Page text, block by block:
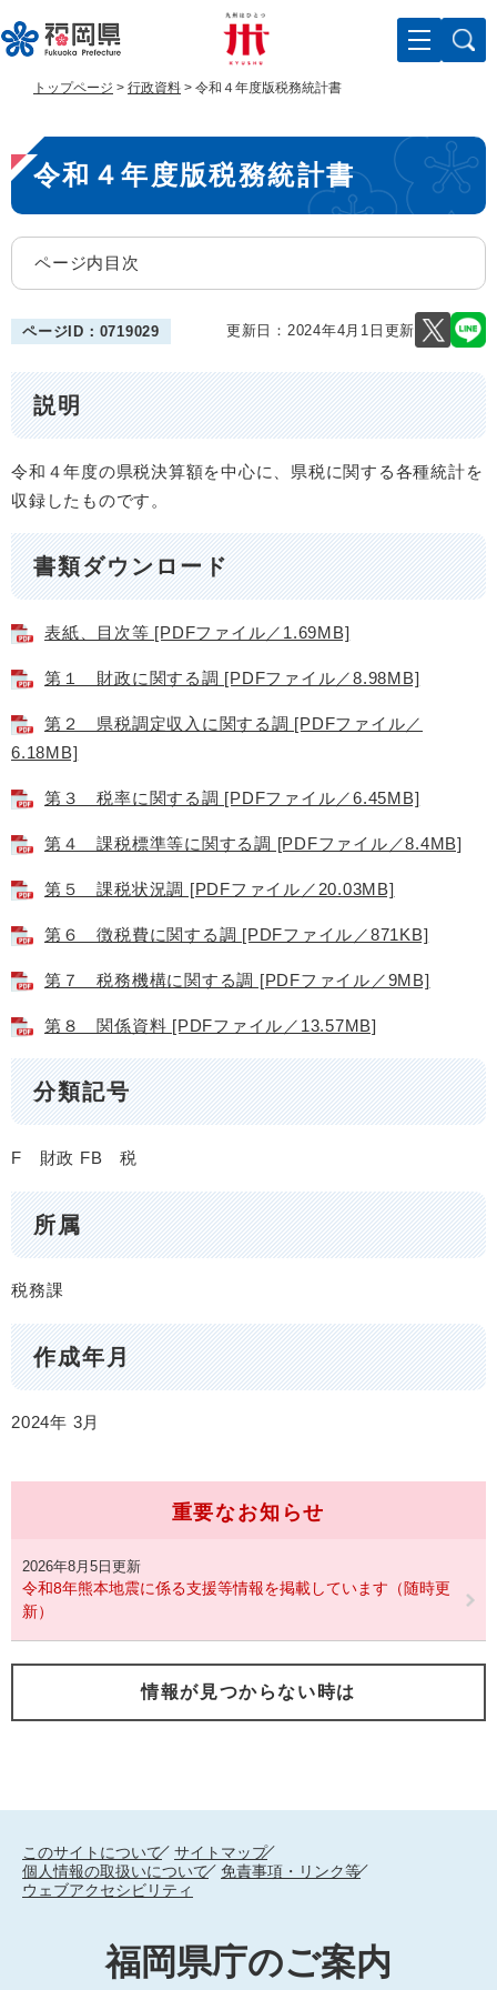
ー
ジ
で
す
ニ
ュ
ば
し
文
トップページ > 行政資料 > 令和４年度版税務統計書
本
文
令和４年度版税務統計書
ページ内目次
ページID：0719029 更新日：2024年4月1日更新
説明
令和４年度の県税決算額を中心に、県税に関する各種統計を
収録したものです。
書類ダウンロード
表紙、目次等 [PDFファイル／1.69MB]
第１ 財政に関する調 [PDFファイル／8.98MB]
第２ 県税調定収入に関する調 [PDFファイル／
6.18MB]
第３ 税率に関する調 [PDFファイル／6.45MB]
第４ 課税標準等に関する調 [PDFファイル／8.4MB]
第５ 課税状況調 [PDFファイル／20.03MB]
第６ 徴税費に関する調 [PDFファイル／871KB]
第７ 税務機構に関する調 [PDFファイル／9MB]
第８ 関係資料 [PDFファイル／13.57MB]
分類記号
F 財政 FB 税
所属
税務課
作成年月
2024年 3月
重要なお知らせ
2026年8月5日更新
令和8年熊本地震に係る支援等情報を掲載しています（随時更
新）
情報が見つからない時は
このサイトについて
サイトマップ
個人情報の取扱いについて
免責事項・リンク等
ウェブアクセシビリティ
福岡県庁のご案内